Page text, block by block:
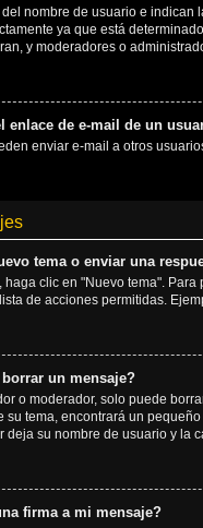
nombre de usuario e
ya que está
y moderadores o
enlace de e-mail de un
enviar e-mail a otros
tema o enviar una
haga clic en "Nuevo tema".
de acciones permitidas.
un mensaje?
o moderador, solo puede
su tema, encontrará un
deja su nombre de usuario y la
firma a mi mensaje?